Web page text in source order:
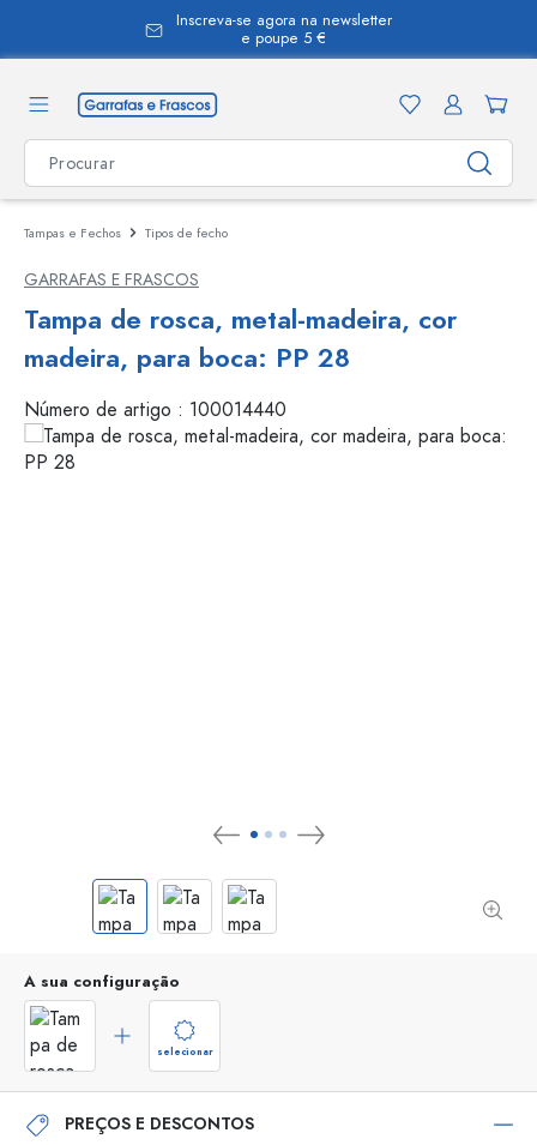
Inscreva-se agora na newsletter
e poupe 5 €
Tampas e Fechos Tipos de fecho
GARRAFAS E FRASCOS
Tampa de rosca, metal-madeira, cor
madeira, para boca: PP 28
Número de artigo : 100014440
A sua configuração
selecionar
PREÇOS E DESCONTOS